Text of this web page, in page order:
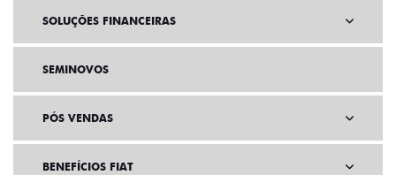
SOLUÇÕES FINANCEIRAS
SEMINOVOS
PÓS VENDAS
BENEFÍCIOS FIAT